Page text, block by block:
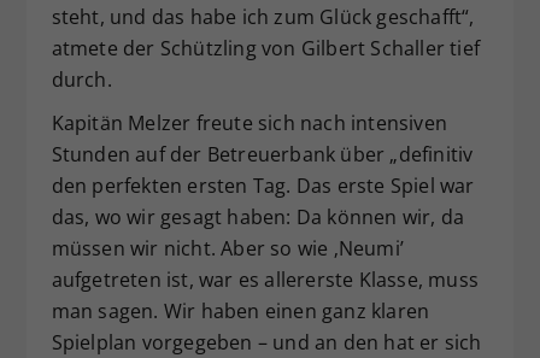
steht, und das habe ich zum Glück geschafft“,
atmete der Schützling von Gilbert Schaller tief
durch.
Kapitän Melzer freute sich nach intensiven
Stunden auf der Betreuerbank über „definitiv
den perfekten ersten Tag. Das erste Spiel war
das, wo wir gesagt haben: Da können wir, da
müssen wir nicht. Aber so wie ‚Neumi’
aufgetreten ist, war es allererste Klasse, muss
man sagen. Wir haben einen ganz klaren
Spielplan vorgegeben – und an den hat er sich